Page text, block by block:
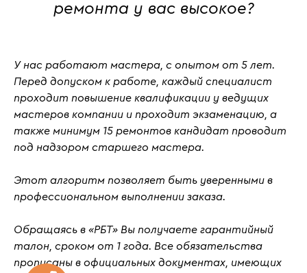
ремонта у вас высокое?
У нас работают мастера, с опытом от 5 лет.
Перед допуском к работе, каждый специалист
проходит повышение квалификации у ведущих
мастеров компании и проходит экзаменацию , а
также минимум 15 ремонтов кандидат проводит
под надзором старшего мастера.
Этот алгоритм позволяет быть уверенными в
профессиональном выполнении заказа.
Обращаясь в «РБТ» Вы получаете гарантийный
талон, сроком от 1 года. Все обязательства
прописаны в официальных документах, имеющих